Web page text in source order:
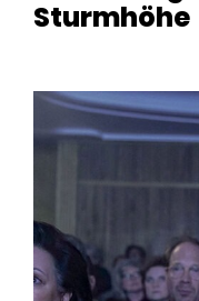
Sturmhöhe